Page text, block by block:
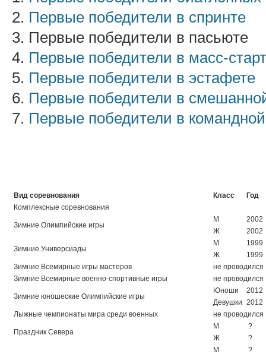
2. Первые победители в спринте
3. Первые победители в пасьюте
4. Первые победители в масс-
5. Первые победители в эстафете
6. Первые победители в
7. Первые победители в командной
Вид соревнования Класс
Год
Комплексные соревнования
Зимние Олимпийские игры
М
2002
Ж
2002
Зимние Универсиады
М
1999
Ж
1999
Зимние Всемирные игры мастеров
не проводился
Зимние Всемирные военно-спортивные игры
не проводился
Зимние юношеские Олимпийские игры
Юноши
2012
Девушки 2012
Лыжные чемпионаты мира среди военных
не проводился
Праздник Севера
М
?
Ж
?
М
?